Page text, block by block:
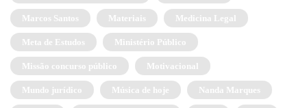
Marcos Santos Materiais Medicina Legal
Meta de Estudos Ministério Público
Missão concurso público Motivacional
Mundo jurídico Música de hoje Nanda Marques